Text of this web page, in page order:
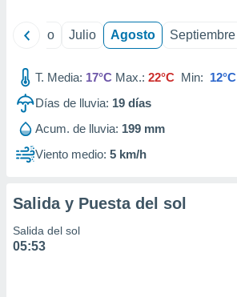
1199
Junio Julio Agosto Septiembre
T. Media: 17°C Max.: 22°C Min: 12°C
Días de lluvia: 19 días
Acum. de lluvia: 199 mm
Viento medio: 5 km/h
Salida y Puesta del sol
Salida del sol
05:53